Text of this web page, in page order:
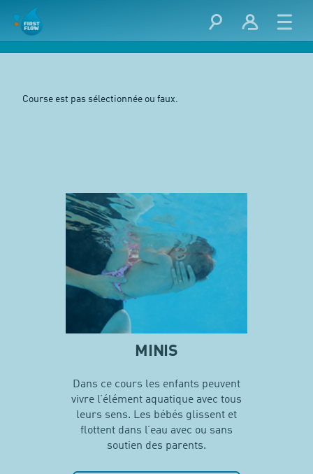
Course est pas sélectionnée ou faux.
MINIS
Dans ce cours les enfants peuvent
vivre l’élément aquatique avec tous
leurs sens. Les bébés glissent et
flottent dans l’eau avec ou sans
soutien des parents.